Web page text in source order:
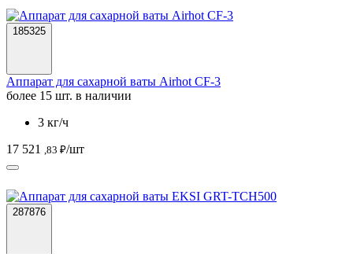
185325
Аппарат для сахарной ваты Airhot CF-3
более 15 шт. в наличии
3 кг/ч
17 521
,83 ₽/шт
287876